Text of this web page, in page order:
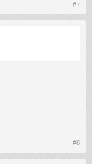
#7
#8